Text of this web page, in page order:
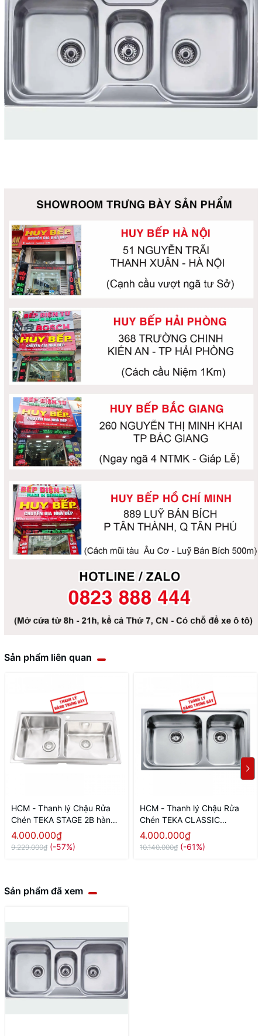
Sản phẩm liên quan
HCM - Thanh lý Chậu Rửa
Chén TEKA STAGE 2B hàng
trưng bày
4.000.000₫
9.229.000₫ (-57%)
HCM - Thanh lý Chậu Rửa
Chén TEKA CLASSIC
860.500.2B hàng trưng bày
4.000.000₫
10.140.000₫ (-61%)
Sản phẩm đã xem